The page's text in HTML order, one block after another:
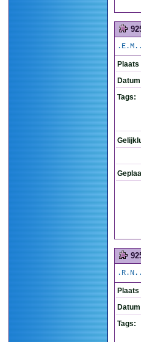
Plaats
Tags:
.R.N..
Plaats
Tags: